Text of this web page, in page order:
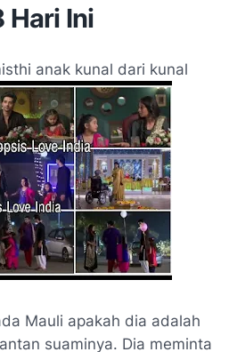
Hari Ini
anak kunal dari kunal
Mauli apakah dia adalah
suaminya. Dia meminta